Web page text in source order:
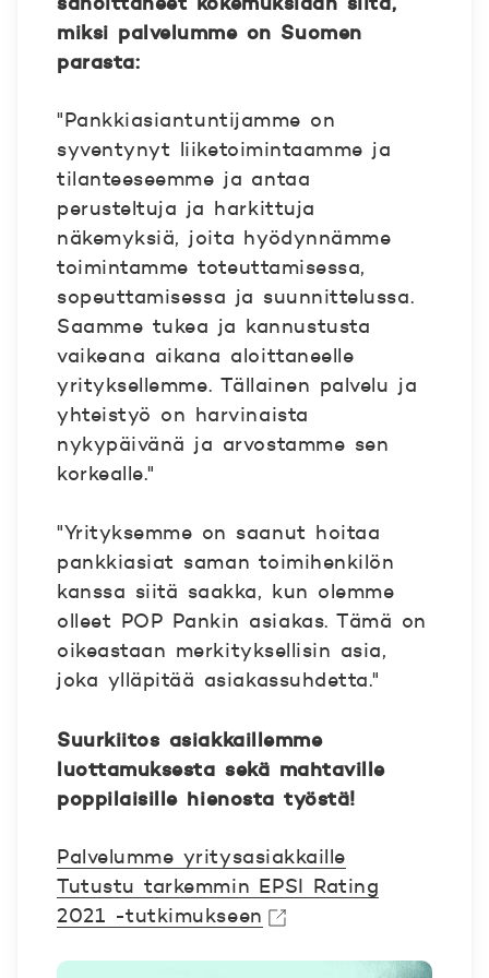
miksi palvelumme on Suomen
parasta:
"Pankkiasiantuntijamme on
syventynyt liiketoimintaamme ja
tilanteeseemme ja antaa
perusteltuja ja harkittuja
näkemyksiä, joita hyödynnämme
toimintamme toteuttamisessa,
sopeuttamisessa ja suunnittelussa.
Saamme tukea ja kannustusta
vaikeana aikana aloittaneelle
yrityksellemme. Tällainen palvelu ja
yhteistyö on harvinaista
nykypäivänä ja arvostamme sen
korkealle."
"Yrityksemme on saanut hoitaa
pankkiasiat saman toimihenkilön
kanssa siitä saakka, kun olemme
olleet POP Pankin asiakas. Tämä on
oikeastaan merkityksellisin asia,
joka ylläpitää asiakassuhdetta."
Suurkiitos asiakkaillemme
luottamuksesta sekä mahtaville
poppilaisille hienosta työstä!
Palvelumme yritysasiakkaille
Tutustu tarkemmin EPSI Rating
2021 -tutkimukseen